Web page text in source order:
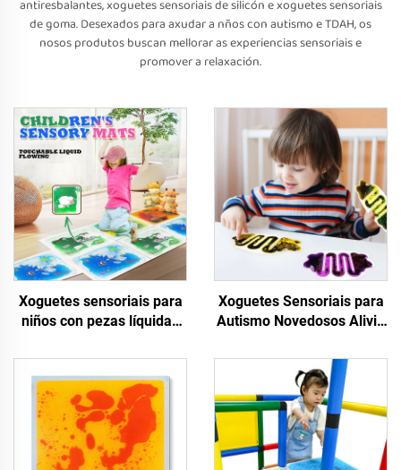
antiresbalantes, xoguetes sensoriais de silicón e xoguetes sensoriais
de goma. Desexados para axudar a nños con autismo e TDAH, os
nosos produtos buscan mellorar as experiencias sensoriais e
promover a relaxación.
Xoguetes sensoriais para
niños con pezas líquidas
colorido, pode ser
ensamblado en interiores
como tapetes sensoriais
Xoguetes Sensoriais para
Autismo Novedosos Alivio
Dólares Niños Autistas
Xuguete de Tubos Suaves
Para Nenos